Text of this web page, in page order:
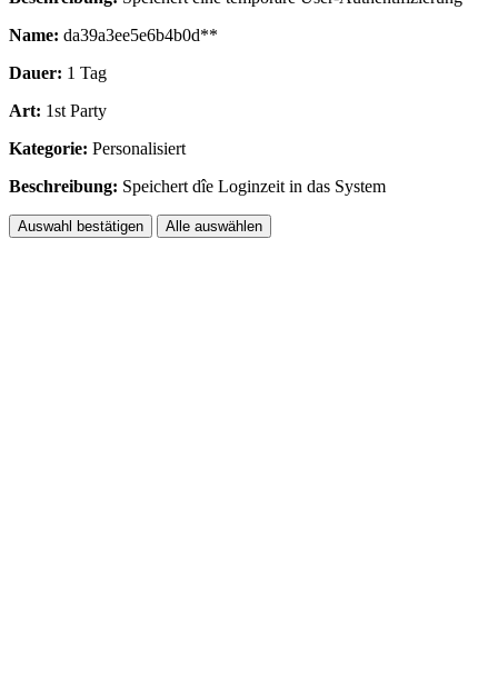
Name: da39a3ee5e6b4b0d**
Dauer: 1 Tag
Art: 1st Party
Kategorie: Personalisiert
Beschreibung: Speichert dîe Loginzeit in das System
Auswahl bestätigen Alle auswählen